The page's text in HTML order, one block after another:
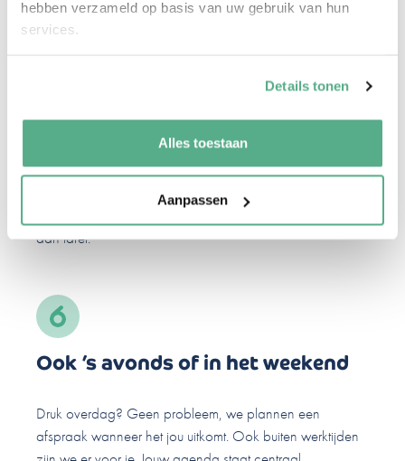
hebben verzameld op basis van uw gebruik van hun
services.
Details tonen
Alles toestaan
Aanpassen
Digitaal waar het kan, persoonlijk
waar het moet
We combineren gemak met menselijkheid. Veel kan
aan tafel.
Ook ’s avonds of in het weekend
Druk overdag? Geen probleem, we plannen een
afspraak wanneer het jou uitkomt. Ook buiten werktijden